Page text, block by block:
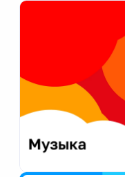
Екатеринбург
Калининград
Калуга